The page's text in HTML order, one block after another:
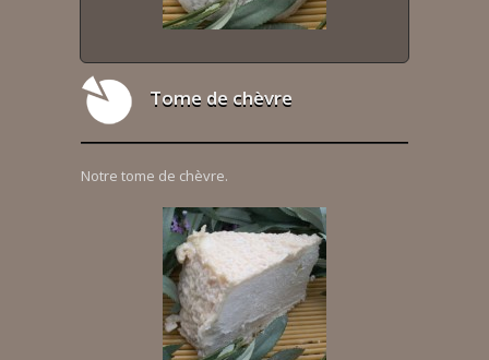
Tome de chèvre
Notre tome de chèvre.